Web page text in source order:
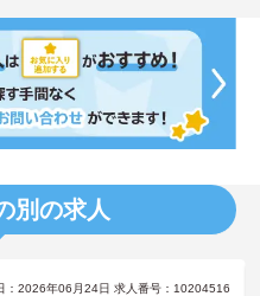
別の求人
：2026年06月24日 求人番号：10204516